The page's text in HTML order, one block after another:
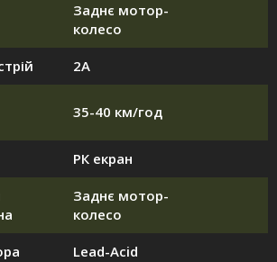
Заднє мотор-
колесо
2А
35-40 км/год
РК екран
Заднє мотор-
колесо
Lead-Acid